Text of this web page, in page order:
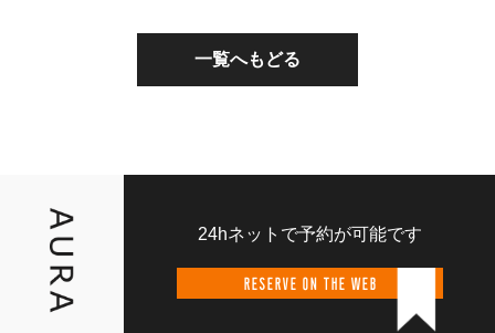
一覧へもどる
24hネットで予約が可能です
RESERVE ON THE WEB